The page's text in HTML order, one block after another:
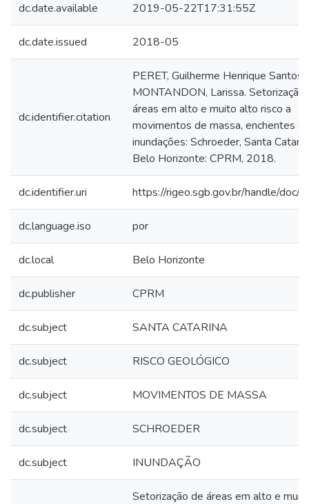
dc.date.available 2019-05-22T17:31:55Z
dc.date.issued 2018-05
dc.identifier.citation
PERET, Guilherme Henrique Santos;
MONTANDON, Larissa. Setorização
áreas em alto e muito alto risco a
movimentos de massa, enchentes e
inundações: Schroeder, Santa
Belo Horizonte: CPRM, 2018.
dc.identifier.uri https://rigeo.sgb.gov.br/handle/doc/
dc.language.iso por
dc.local Belo Horizonte
dc.publisher CPRM
dc.subject SANTA CATARINA
dc.subject RISCO GEOLÓGICO
dc.subject MOVIMENTOS DE MASSA
dc.subject SCHROEDER
dc.subject INUNDAÇÃO
Setorização de áreas em alto e